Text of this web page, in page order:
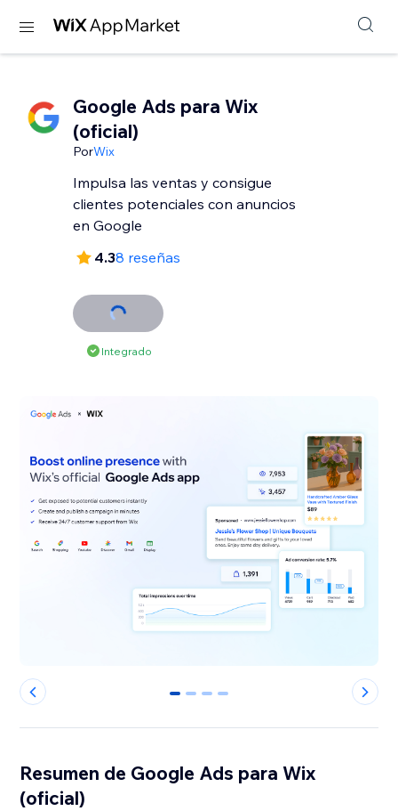
Google Ads para Wix
(oficial)
PorWix
Impulsa las ventas y consigue
clientes potenciales con anuncios
en Google
4.38 reseñas
Integrado
0 1 2 3
Resumen de Google Ads para Wix
(oficial)